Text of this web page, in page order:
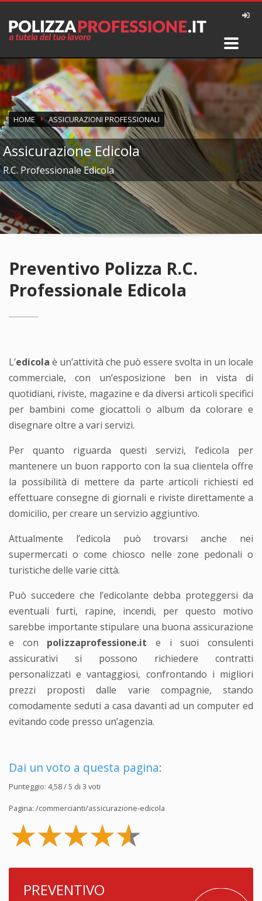
HOME ASSICURAZIONI PROFESSIONALI
Assicurazione Edicola
R.C. Professionale Edicola
Preventivo Polizza R.C.
Professionale Edicola
L’edicola è un’attività che può essere svolta in un locale
commerciale, con un’esposizione ben in vista di
quotidiani, riviste, magazine e da diversi articoli specifici
per bambini come giocattoli o album da colorare e
disegnare oltre a vari servizi.
Per quanto riguarda questi servizi, l’edicola per
mantenere un buon rapporto con la sua clientela offre
la possibilità di mettere da parte articoli richiesti ed
effettuare consegne di giornali e riviste direttamente a
domicilio, per creare un servizio aggiuntivo.
Attualmente l’edicola può trovarsi anche nei
supermercati o come chiosco nelle zone pedonali o
turistiche delle varie città.
Può succedere che l’edicolante debba proteggersi da
eventuali furti, rapine, incendi, per questo motivo
sarebbe importante stipulare una buona assicurazione
e con polizzaprofessione.it e i suoi consulenti
assicurativi si possono richiedere contratti
personalizzati e vantaggiosi, confrontando i migliori
prezzi proposti dalle varie compagnie, stando
comodamente seduti a casa davanti ad un computer ed
evitando code presso un’agenzia.
Dai un voto a questa pagina:
Punteggio: 4,58/ 5 di 3 voti
Pagina: /commercianti/assicurazione-edicola
PREVENTIVO